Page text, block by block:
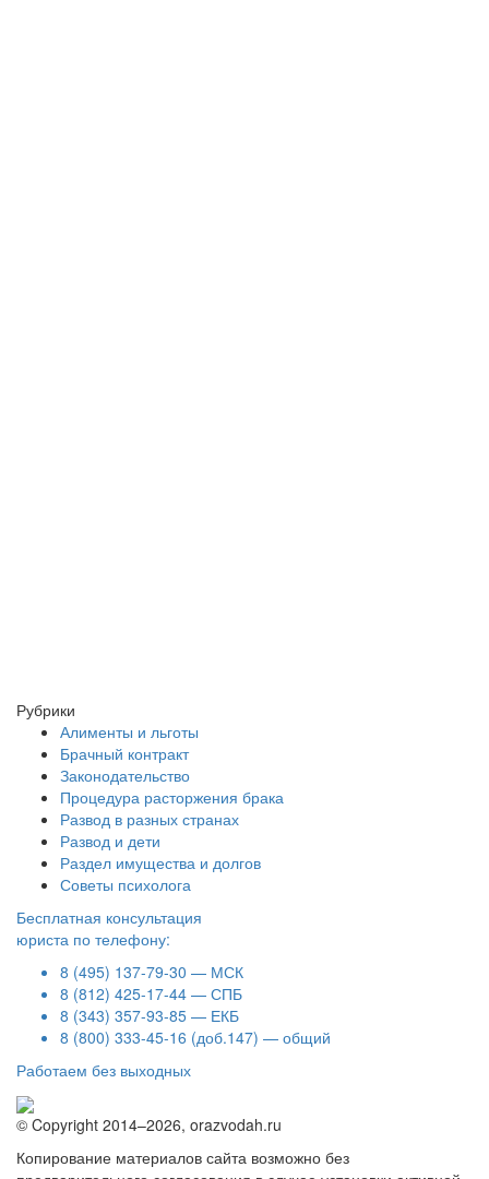
Рубрики
Алименты и льготы
Брачный контракт
Законодательство
Процедура расторжения брака
Развод в разных странах
Развод и дети
Раздел имущества и долгов
Советы психолога
Бесплатная консультация
юриста по телефону:
8 (495) 137-79-30 — МСК
8 (812) 425-17-44 — СПБ
8 (343) 357-93-85 — ЕКБ
8 (800) 333-45-16 (доб.147) — общий
Работаем без выходных
© Copyright 2014–2026, orazvodah.ru
Копирование материалов сайта возможно без